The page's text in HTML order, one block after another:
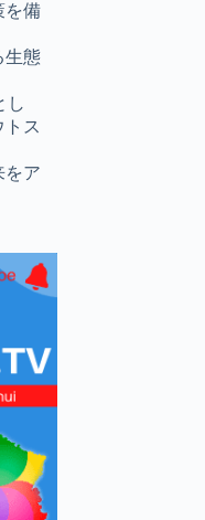
を備
生態
し
ス
をア